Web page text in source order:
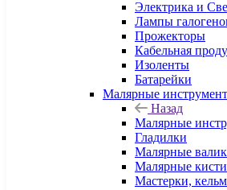
Электрика и
Лампы
Прожекторы
Кабельная
Изоленты
Батарейки
Малярные
Назад
Малярные
Гладилки
Малярные
Малярные кисти
Мастерки,